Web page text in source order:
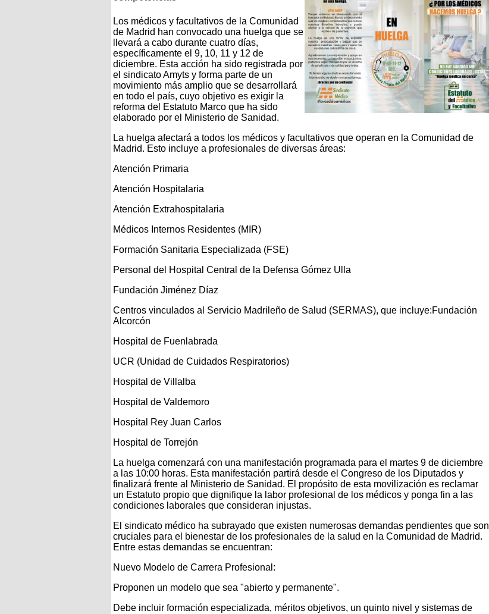
Los médicos y facultativos de la Comunidad
de Madrid han convocado una huelga que se
llevará a cabo durante cuatro días,
específicamente el 9, 10, 11 y 12 de
diciembre. Esta acción ha sido registrada por
el sindicato Amyts y forma parte de un
movimiento más amplio que se desarrollará
en todo el país, cuyo objetivo es exigir la
reforma del Estatuto Marco que ha sido
elaborado por el Ministerio de Sanidad.
La huelga afectará a todos los médicos y facultativos que operan en la Comunidad de
Madrid. Esto incluye a profesionales de diversas áreas:
Atención Primaria
Atención Hospitalaria
Atención Extrahospitalaria
Médicos Internos Residentes (MIR)
Formación Sanitaria Especializada (FSE)
Personal del Hospital Central de la Defensa Gómez Ulla
Fundación Jiménez Díaz
Centros vinculados al Servicio Madrileño de Salud (SERMAS), que incluye:Fundación
Alcorcón
Hospital de Fuenlabrada
UCR (Unidad de Cuidados Respiratorios)
Hospital de Villalba
Hospital de Valdemoro
Hospital Rey Juan Carlos
Hospital de Torrejón
La huelga comenzará con una manifestación programada para el martes 9 de diciembre
a las 10:00 horas. Esta manifestación partirá desde el Congreso de los Diputados y
finalizará frente al Ministerio de Sanidad. El propósito de esta movilización es reclamar
un Estatuto propio que dignifique la labor profesional de los médicos y ponga fin a las
condiciones laborales que consideran injustas.
El sindicato médico ha subrayado que existen numerosas demandas pendientes que son
cruciales para el bienestar de los profesionales de la salud en la Comunidad de Madrid.
Entre estas demandas se encuentran:
Nuevo Modelo de Carrera Profesional:
Proponen un modelo que sea "abierto y permanente".
Debe incluir formación especializada, méritos objetivos, un quinto nivel y sistemas de